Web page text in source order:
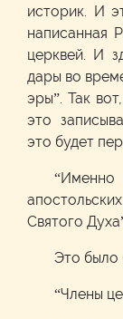
историк. И
написанная
церквей. И
дары во
эры”. Так
это
это будет
“Именно
Святого
Это было
“Члены